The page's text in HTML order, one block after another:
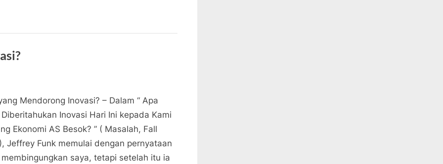
Mendorong Inovasi? – Dalam “ Apa
Inovasi Hari Ini kepada Kami
Ekonomi AS Besok? ” ( Masalah, Fall
Jeffrey Funk memulai dengan pernyataan
saya, tetapi setelah itu ia